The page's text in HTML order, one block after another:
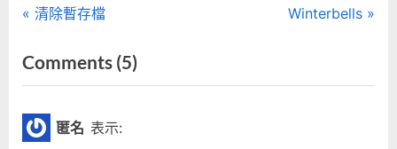
文
章
導
覽
P
e
v
i
o
清除暫存檔
N
t
Winterbells
Comments (5)on
“無
匿名 表示: